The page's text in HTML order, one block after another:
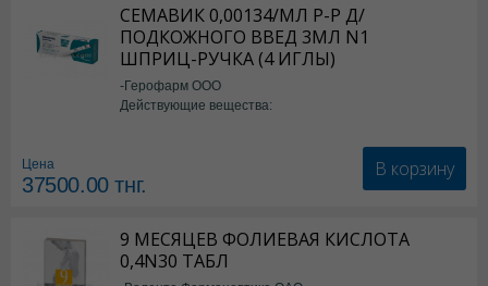
СЕМАВИК 0,00134/МЛ Р-Р Д/
ПОДКОЖНОГО ВВЕД 3МЛ N1
ШПРИЦ-РУЧКА (4 ИГЛЫ)
-Герофарм ООО
Действующие вещества:
Цена
37500.00тнг.
В корзину
9 МЕСЯЦЕВ ФОЛИЕВАЯ КИСЛОТА
0,4N30 ТАБЛ